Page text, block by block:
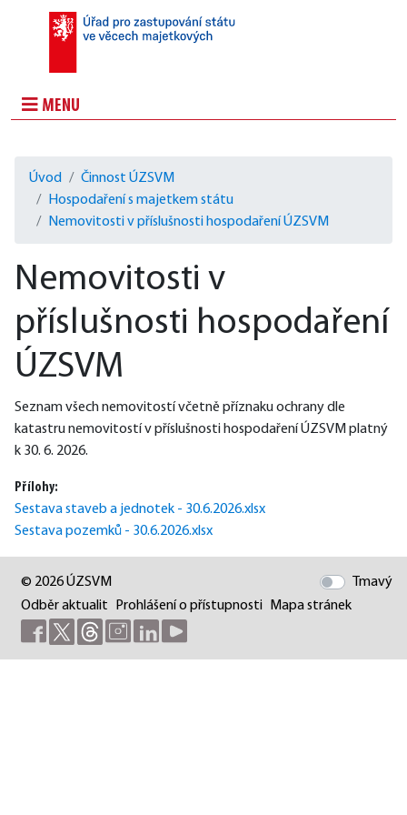
MENU
Úvod
Činnost ÚZSVM
Hospodaření s majetkem státu
Nemovitosti v příslušnosti hospodaření ÚZSVM
Nemovitosti v
příslušnosti hospodaření
ÚZSVM
Seznam všech nemovitostí včetně příznaku ochrany dle
katastru nemovitostí v příslušnosti hospodaření ÚZSVM platný
k 30. 6. 2026.
Přílohy:
Sestava staveb a jednotek - 30.6.2026.xlsx
Sestava pozemků - 30.6.2026.xlsx
Tmavý
© 2026 ÚZSVM
Odběr aktualit
Prohlášení o přístupnosti Mapa stránek